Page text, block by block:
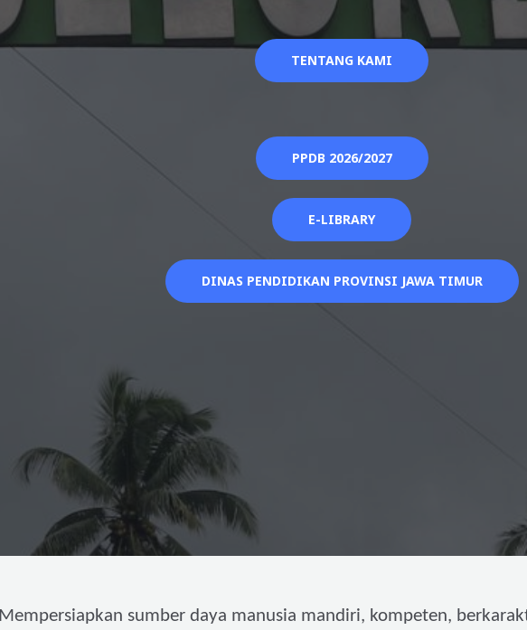
TENTANG KAMI
PPDB 2026/2027
E-LIBRARY
DINAS PENDIDIKAN PROVINSI JAWA TIMUR
Mempersiapkan sumber daya manusia mandiri, kompeten,